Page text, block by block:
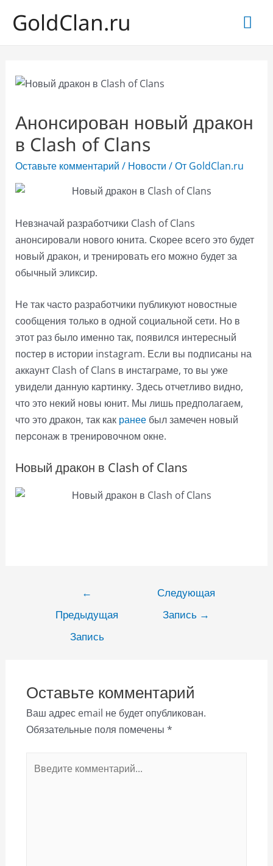
GoldClan.ru
Анонсирован новый дракон
в Clash of Clans
Оставьте комментарий / Новости / От GoldClan.ru
Невзначай разработчики Clash of Clans
анонсировали нового юнита. Скорее всего это будет
новый дракон, и тренировать его можно будет за
обычный эликсир.
Не так часто разработчики публикуют новостные
сообщения только в одной социальной сети. Но в
этот раз было именно так, появился интересный
постер в истории instagram. Если вы подписаны на
аккаунт Clash of Clans в инстаграме, то вы уже
увидели данную картинку. Здесь отчетливо видно,
что это некий новы юнит. Мы лишь предполагаем,
что это дракон, так как ранеебыл замечен новый
персонаж в тренировочном окне.
Новый дракон в Clash of Clans
записям
←
Предыдущая
Запись
Следующая
Запись →
Оставьте комментарий
Ваш адрес email не будет опубликован.
Обязательные поля помечены *
комментарий...